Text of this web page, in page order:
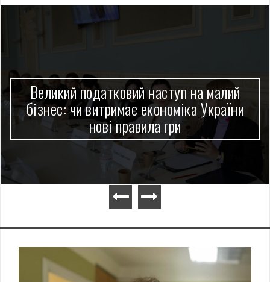
Великий податковий наступ на малий
бізнес: чи витримає економіка України
нові правила гри